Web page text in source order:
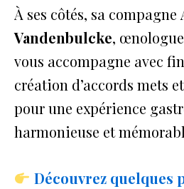
À ses côtés, sa compagne
Vandenbulcke,
vous accompagne avec
création d’accords mets
pour une expérience
harmonieuse et
Découvrez quelques